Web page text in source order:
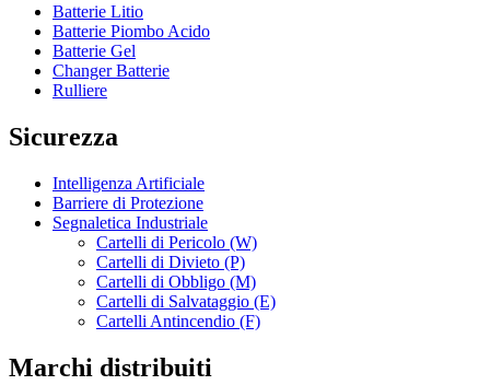
Batterie Litio
Batterie Piombo Acido
Batterie Gel
Changer Batterie
Rulliere
Sicurezza
Intelligenza Artificiale
Barriere di Protezione
Segnaletica Industriale
Cartelli di Pericolo (W)
Cartelli di Divieto (P)
Cartelli di Obbligo (M)
Cartelli di Salvataggio (E)
Cartelli Antincendio (F)
Marchi distribuiti